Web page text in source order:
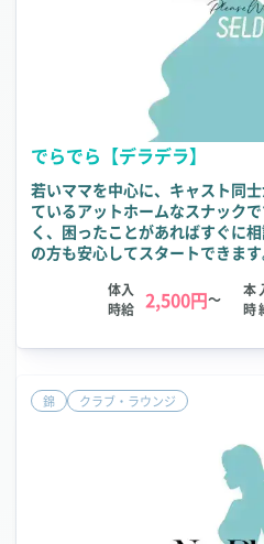
でらでら【デラデラ】
若いママを中心に、キャスト同
ているアットホームなスナック
く、困ったことがあればすぐに
の方も安心してスタートできます
体入
時給 2,500円～
本
時
錦 クラブ・ラウンジ